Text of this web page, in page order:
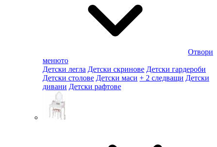
Отвори
менюто
Детски легла Детски скринове Детски гардероби
Детски столове Детски маси + 2 следващи Детски
дивани Детски рафтове